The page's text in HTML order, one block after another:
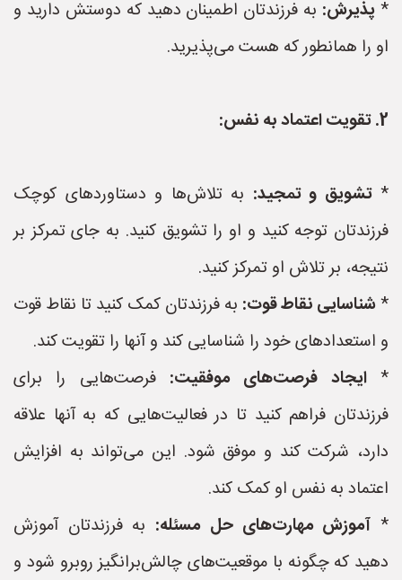
* پذیرش: به فرزندتان اطمینان دهید که دوستش دارید و
او را همانطور که هست می‌پذیرید.
2. تقویت اعتماد به نفس:
*تشویق و تمجید: به تلاش‌ها و دستاوردهای کوچک
فرزندتان توجه کنید و او را تشویق کنید. به جای تمرکز بر
نتیجه، بر تلاش او تمرکز کنید.
*شناسایی نقاط قوت: به فرزندتان کمک کنید تا نقاط قوت
و استعدادهای خود را شناسایی کند و آنها را تقویت کند.
*ایجاد فرصت‌های موفقیت: فرصت‌هایی را برای
فرزندتان فراهم کنید تا در فعالیت‌هایی که به آنها علاقه
دارد، شرکت کند و موفق شود. این می‌تواند به افزایش
اعتماد به نفس او کمک کند.
* آموزش مهارت‌های حل مسئله: به فرزندتان آموزش
دهید که چگونه با موقعیت‌های چالش‌برانگیز روبرو شود و